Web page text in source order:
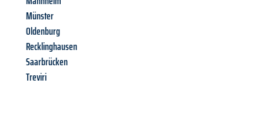
Münster
Oldenburg
Recklinghausen
Saarbrücken
Treviri